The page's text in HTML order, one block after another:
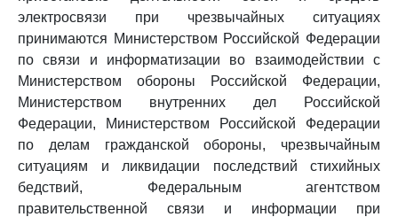
электросвязи при чрезвычайных ситуациях
принимаются Министерством Российской Федерации
по связи и информатизации во взаимодействии с
Министерством обороны Российской Федерации,
Министерством внутренних дел Российской
Федерации, Министерством Российской Федерации
по делам гражданской обороны, чрезвычайным
ситуациям и ликвидации последствий стихийных
бедствий, Федеральным агентством
правительственной связи и информации при